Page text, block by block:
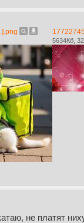
5634Кб,
не платят